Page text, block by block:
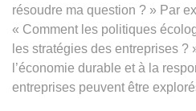
résoudre ma question ? » Par
« Comment les politiques
les stratégies des entreprises ?
l’économie durable et à la
entreprises peuvent être